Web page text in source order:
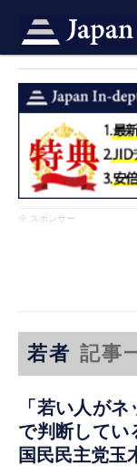
※ スポンサー
若者 記事
「若い人が
で判断してい
国民民主党玉